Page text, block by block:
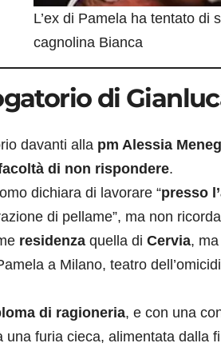
L’ex di Pamela ha tentato di
cagnolina Bianca
di
davanti alla pm Alessia
di non rispondere.
dichiara di lavorare “presso
di pellame”, ma non
residenza quella di Cervia,
a Milano, teatro
di ragioneria, e con una
una furia cieca, alimentata dalla